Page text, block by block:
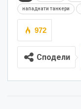
нападнати танкери
972
Сподели